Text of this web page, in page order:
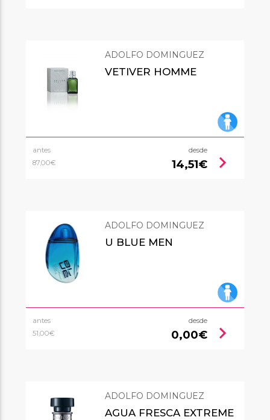
ADOLFO DOMINGUEZ
VETIVER HOMME
antes
87,00€
desde
14,51€ chevron_right
ADOLFO DOMINGUEZ
U BLUE MEN
antes
51,00€
desde
0,00€ chevron_right
ADOLFO DOMINGUEZ
AGUA FRESCA EXTREME